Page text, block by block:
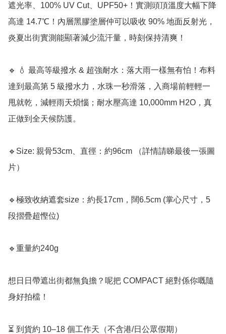
遮光率、100% UV Cut、UPF50+！實測頭頂溫度大幅下降
高達 14.7℃！內層黑膠塗層仲可以吸收 90% 地面反射光，
炎夏出街實測能顯著減少流汗量，時刻保持清爽！
🔹 💧 最高等級撥水 & 超強耐水：落大雨一樣無有怕！布料
達到最高第 5 級撥水力，水珠一秒滑落，入商場前輕輕一
甩就乾，減輕雨天煩惱；耐水壓高達 10,000mm H2O，真
正做到全天候防護。
🔹Size: 親骨53cm、直徑：約96cm （詳情請睇最後一張圖
片）
🔹極致收納遮套size：約長17cm，闊6.5cm (掌心尺寸，5
段摺疊超慳位)
🔹重量約240g
想日日帶遮出街都無負擔？呢把 COMPACT 絕對係你嘅隨
身好拍檔！
⏳ 到貨約 10–18 個工作天（不含港/日公眾假期）